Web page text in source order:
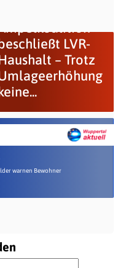
LVR-
– Trotz
warnen Bewohner